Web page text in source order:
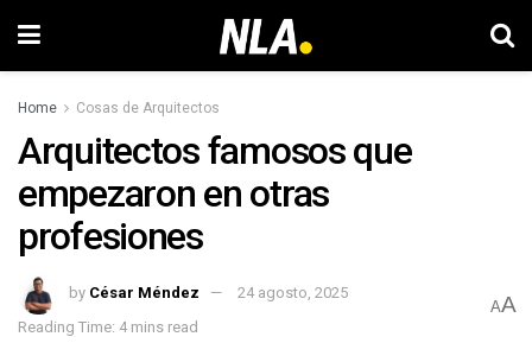
Home Cosas de Arquitectos
Arquitectos famosos que
empezaron en otras
profesiones
by César Méndez
24 agosto, 2025
Reading Time: 4 mins read
AA